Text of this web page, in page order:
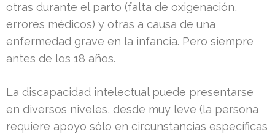
otras durante el parto (falta de oxigenación,
errores médicos) y otras a causa de una
enfermedad grave en la infancia. Pero siempre
antes de los 18 años.
La discapacidad intelectual puede presentarse
en diversos niveles, desde muy leve (la persona
requiere apoyo sólo en circunstancias específicas